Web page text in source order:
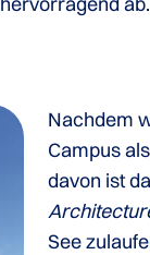
Nachdem
Campus
davon ist
See